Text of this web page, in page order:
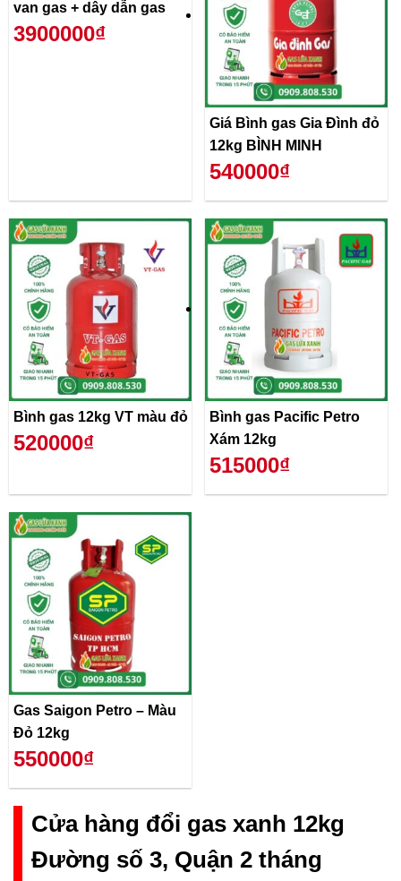
van gas + dây dẫn gas
3900000₫
Giá Bình gas Gia Đình đỏ
12kg BÌNH MINH
540000₫
Bình gas 12kg VT màu đỏ
520000₫
Bình gas Pacific Petro
Xám 12kg
515000₫
Gas Saigon Petro – Màu
Đỏ 12kg
550000₫
Cửa hàng đổi gas xanh 12kg
Đường số 3, Quận 2 tháng